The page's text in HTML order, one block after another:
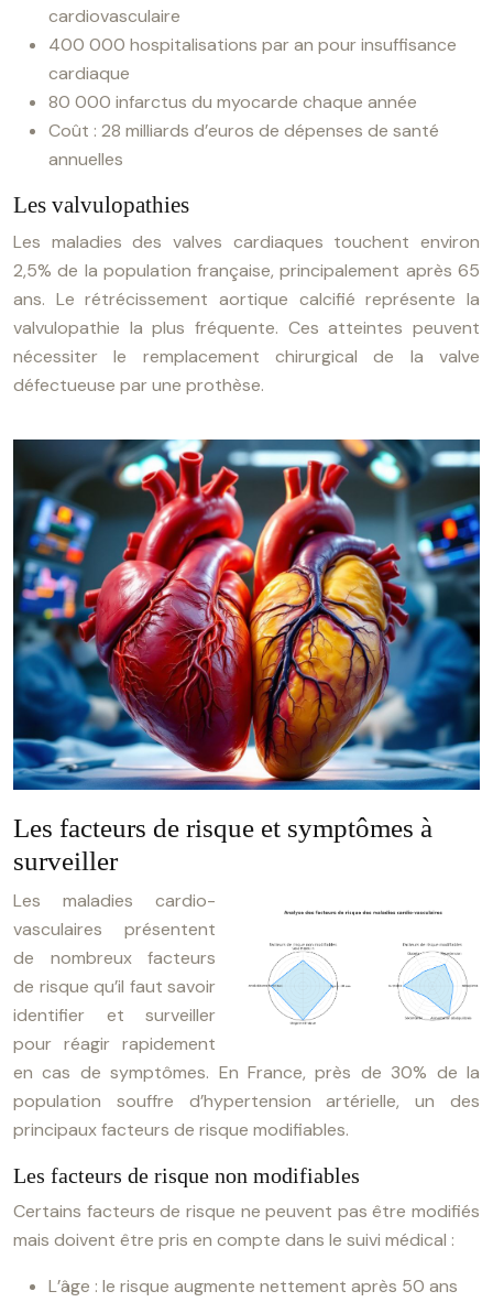
cardiovasculaire
400 000 hospitalisations par an pour insuffisance
cardiaque
80 000 infarctus du myocarde chaque année
Coût : 28 milliards d’euros de dépenses de santé
annuelles
Les valvulopathies
Les maladies des valves cardiaques touchent environ
2,5% de la population française, principalement après 65
ans. Le rétrécissement aortique calcifié représente la
valvulopathie la plus fréquente. Ces atteintes peuvent
nécessiter le remplacement chirurgical de la valve
défectueuse par une prothèse.
Les facteurs de risque et symptômes à
surveiller
Les maladies cardio-
vasculaires présentent
de nombreux facteurs
de risque qu’il faut savoir
identifier et surveiller
pour réagir rapidement
en cas de symptômes. En France, près de 30% de la
population souffre d’hypertension artérielle, un des
principaux facteurs de risque modifiables.
Les facteurs de risque non modifiables
Certains facteurs de risque ne peuvent pas être modifiés
mais doivent être pris en compte dans le suivi médical :
L’âge : le risque augmente nettement après 50 ans